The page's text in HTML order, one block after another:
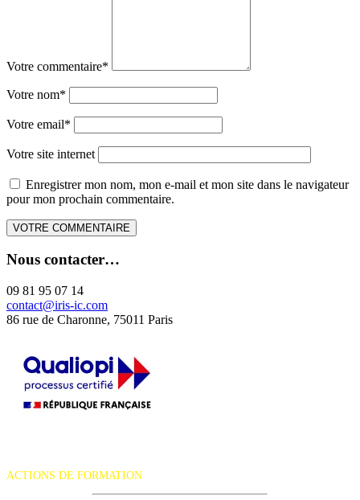
Votre commentaire*
Votre nom*
Votre email*
Votre site internet
Enregistrer mon nom, mon e-mail et mon site dans le navigateur
pour mon prochain commentaire.
Nous contacter…
09 81 95 07 14
contact@iris-ic.com
86 rue de Charonne, 75011 Paris
ACTIONS DE FORMATION